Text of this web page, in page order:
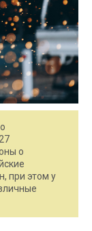
о
при этом у